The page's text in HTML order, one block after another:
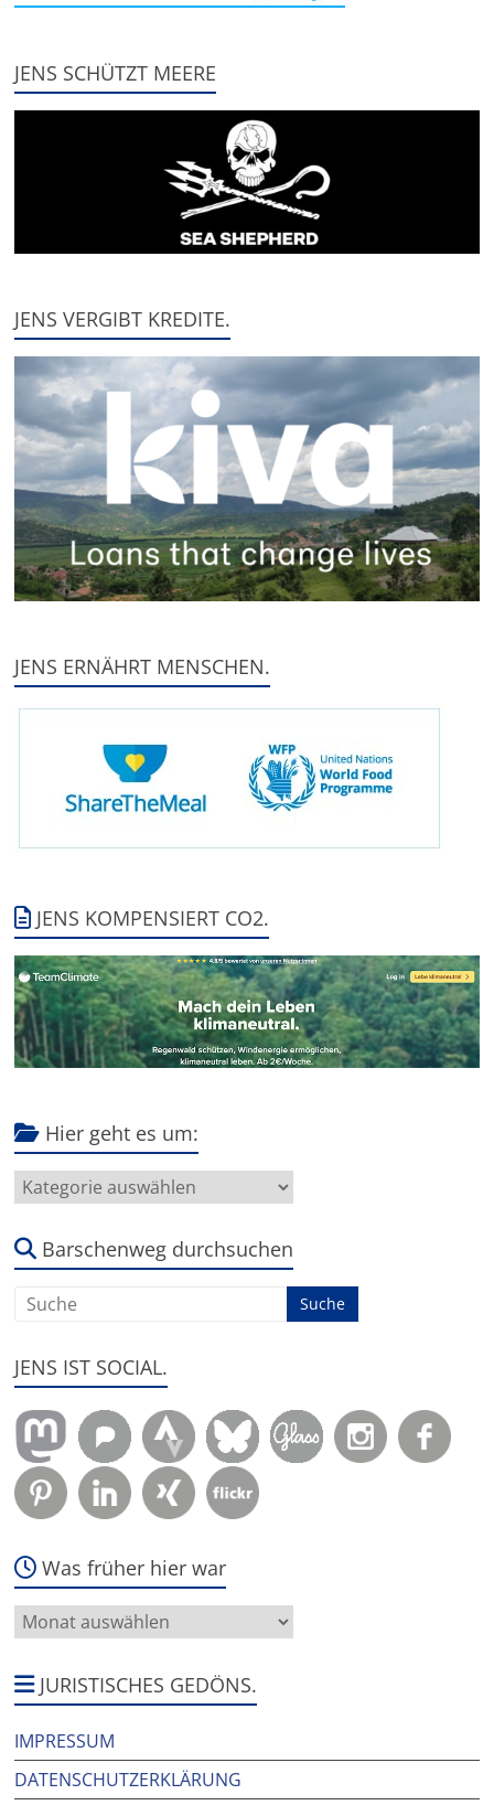
JENS SCHÜTZT MEERE
JENS VERGIBT KREDITE.
JENS ERNÄHRT MENSCHEN.
JENS KOMPENSIERT CO2.
Hier geht es um:
Hier
geht
um:Barschenweg durchsuchen
JENS IST SOCIAL.
Was früher hier war
Was
früher
warJURISTISCHES GEDÖNS.
IMPRESSUM
DATENSCHUTZERKLÄRUNG